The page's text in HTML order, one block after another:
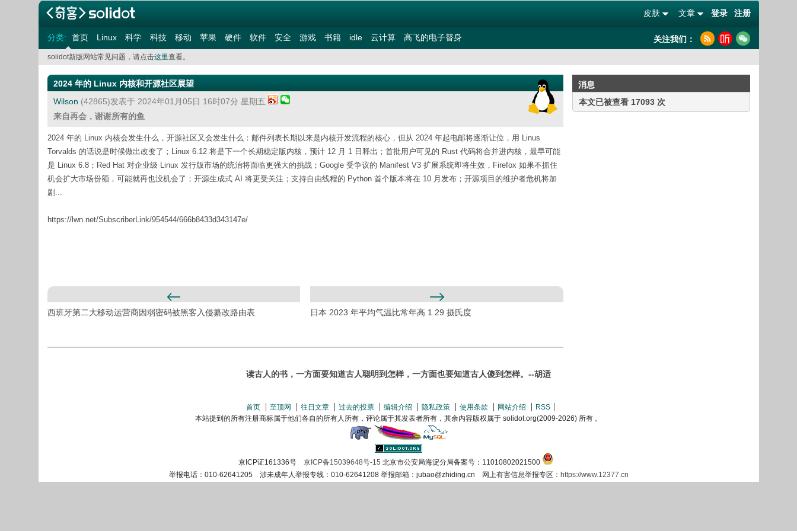
登录 注册
文章
皮肤
分类: 首页 Linux 科学 科技 移动 苹果 硬件 软件 安全 游戏 书籍 idle 云计算 高飞的电子替身 关注我们：
solidot新版网站常见问题，请点击这里查看。
消息
本文已被查看 17093 次
2024 年的 Linux 内核和开源社区展望
Wilson (42865)发表于 2024年01月05日 16时07分 星期五
来自再会，谢谢所有的鱼
2024 年的 Linux 内核会发生什么，开源社区又会发生什么：邮件列表长期以来是内核开发流程的核心，但从 2024 年起电邮将逐渐让位，用 Linus
Torvalds 的话说是时候做出改变了；Linux 6.12 将是下一个长期稳定版内核，预计 12 月 1 日释出；首批用户可见的 Rust 代码将合并进内核，最早可能
是 Linux 6.8；Red Hat 对企业级 Linux 发行版市场的统治将面临更强大的挑战；Google 受争议的 Manifest V3 扩展系统即将生效，Firefox 如果不抓住
机会扩大市场份额，可能就再也没机会了；开源生成式 AI 将更受关注；支持自由线程的 Python 首个版本将在 10 月发布；开源项目的维护者危机将加
剧...
https://lwn.net/SubscriberLink/954544/666b8433d343147e/
西班牙第二大移动运营商因弱密码被黑客入侵纂改路由表 日本 2023 年平均气温比常年高 1.29 摄氏度
读古人的书，一方面要知道古人聪明到怎样，一方面也要知道古人傻到怎样。--胡适
首页 至顶网 往日文章 过去的投票 编辑介绍 隐私政策 使用条款 网站介绍
RSS
本站提到的所有注册商标属于他们各自的所有人所有，评论属于其发表者所有，其余内容版权属于 solidot.org(2009-2026) 所有 。
京ICP证161336号 京ICP备15039648号-15 北京市公安局海淀分局备案号：11010802021500
举报电话：010-62641205 涉未成年人举报专线：010-62641208 举报邮箱：jubao@zhiding.cn 网上有害信息举报专区： https://www.12377.cn